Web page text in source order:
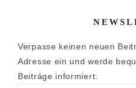
Verpasse keinen neuen
Adresse ein und werde
Beiträge informiert: